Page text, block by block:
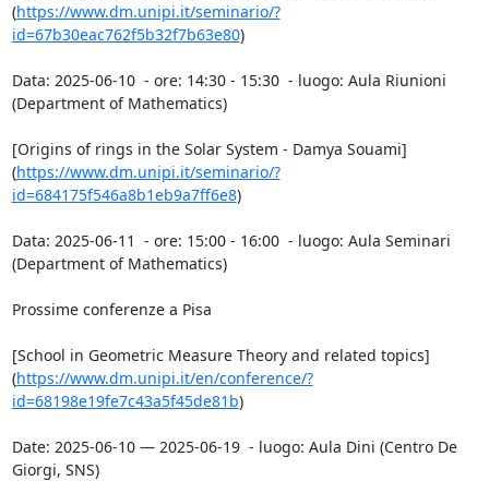
(https://www.dm.unipi.it/seminario/?
id=67b30eac762f5b32f7b63e80)
Data: 2025-06-10  - ore: 14:30 - 15:30  - luogo: Aula Riunioni
(Department of Mathematics)
[Origins of rings in the Solar System - Damya Souami]
(https://www.dm.unipi.it/seminario/?
id=684175f546a8b1eb9a7ff6e8)
Data: 2025-06-11  - ore: 15:00 - 16:00  - luogo: Aula Seminari
(Department of Mathematics)
Prossime conferenze a Pisa
[School in Geometric Measure Theory and related topics]
(https://www.dm.unipi.it/en/conference/?
id=68198e19fe7c43a5f45de81b)
Date: 2025-06-10 — 2025-06-19  - luogo: Aula Dini (Centro De
Giorgi, SNS)